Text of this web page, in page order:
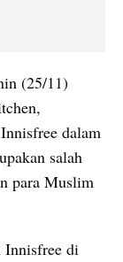
(25/11)
dalam
salah
para Muslim
Innisfree di